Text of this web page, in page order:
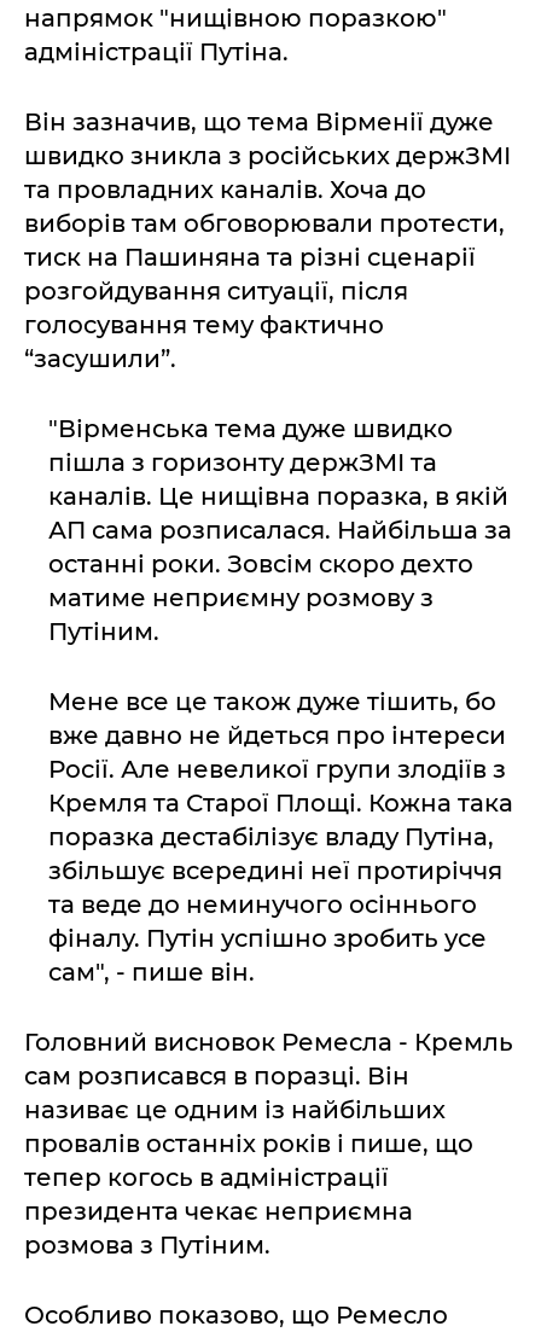
напрямок "нищівною поразкою"
адміністрації Путіна.
Він зазначив, що тема Вірменії дуже
швидко зникла з російських держЗМІ
та провладних каналів. Хоча до
виборів там обговорювали протести,
тиск на Пашиняна та різні сценарії
розгойдування ситуації, після
голосування тему фактично
“засушили”.
"Вірменська тема дуже швидко
пішла з горизонту держЗМІ та
каналів. Це нищівна поразка, в якій
АП сама розписалася. Найбільша за
останні роки. Зовсім скоро дехто
матиме неприємну розмову з
Путіним.
Мене все це також дуже тішить, бо
вже давно не йдеться про інтереси
Росії. Але невеликої групи злодіїв з
Кремля та Старої Площі. Кожна така
поразка дестабілізує владу Путіна,
збільшує всередині неї протиріччя
та веде до неминучого осіннього
фіналу. Путін успішно зробить усе
сам", - пише він.
Головний висновок Ремесла - Кремль
сам розписався в поразці. Він
називає це одним із найбільших
провалів останніх років і пише, що
тепер когось в адміністрації
президента чекає неприємна
розмова з Путіним.
Особливо показово, що Ремесло